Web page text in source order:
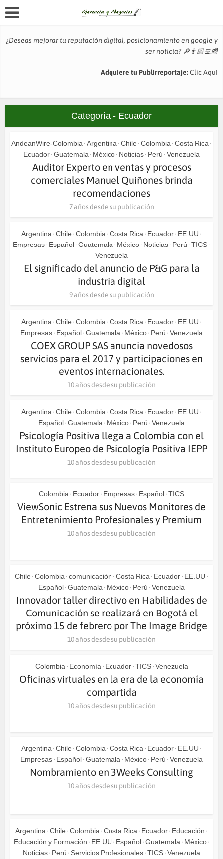
¿Deseas mejorar tu reputación digital, posicionamiento en google y
ser noticia? 🔎👨🏻‍💻📰
Adquiere tu Publirreportaje:Clic Aquí
Categoría - Ecuador
AndeanWire-Colombia • Argentina • Chile • Colombia • Costa Rica •
Ecuador • Guatemala • México • Noticias • Perú • Venezuela
Auditor Experto en ventas y procesos
comerciales Manuel Quiñones brinda
recomendaciones
7 años desde su publicación
Argentina • Chile • Colombia • Costa Rica • Ecuador • EE.UU •
Empresas • Español • Guatemala • México • Noticias • Perú • TICS •
Venezuela
El significado del anuncio de P&G para la
industria digital
9 años desde su publicación
Argentina • Chile • Colombia • Costa Rica • Ecuador • EE.UU •
Empresas • Español • Guatemala • México • Perú • Venezuela
COEX GROUP SAS anuncia novedosos
servicios para el 2017 y participaciones en
eventos internacionales.
10 años desde su publicación
Argentina • Chile • Colombia • Costa Rica • Ecuador • EE.UU •
Español • Guatemala • México • Perú • Venezuela
Psicología Positiva llega a Colombia con el
Instituto Europeo de Psicología Positiva IEPP
10 años desde su publicación
Colombia • Ecuador • Empresas • Español • TICS
ViewSonic Estrena sus Nuevos Monitores de
Entretenimiento Profesionales y Premium
10 años desde su publicación
Chile • Colombia • comunicación • Costa Rica • Ecuador • EE.UU •
Español • Guatemala • México • Perú • Venezuela
Innovador taller directivo en Habilidades de
Comunicación se realizará en Bogotá el
próximo 15 de febrero por The Image Bridge
10 años desde su publicación
Colombia • Economía • Ecuador • TICS • Venezuela
Oficinas virtuales en la era de la economía
compartida
10 años desde su publicación
Argentina • Chile • Colombia • Costa Rica • Ecuador • EE.UU •
Empresas • Español • Guatemala • México • Perú • Venezuela
Nombramiento en 3Weeks Consulting
10 años desde su publicación
Argentina • Chile • Colombia • Costa Rica • Ecuador • Educación •
Educación y Formación • EE.UU • Español • Guatemala • México •
Noticias • Perú • Servicios Profesionales • TICS • Venezuela